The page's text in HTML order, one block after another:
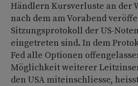
Händlern Kursverluste an der
nach dem am Vorabend
Sitzungsprotokoll der US-
eingetreten sind. In dem
Fed alle Optionen
Möglichkeit weiterer
den USA miteinschliesse,